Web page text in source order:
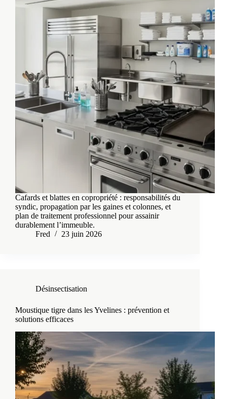
Cafards et blattes en copropriété : responsabilités du
syndic, propagation par les gaines et colonnes, et
plan de traitement professionnel pour assainir
durablement l’immeuble.
Fred
23 juin 2026
Désinsectisation
Moustique tigre dans les Yvelines : prévention et
solutions efficaces